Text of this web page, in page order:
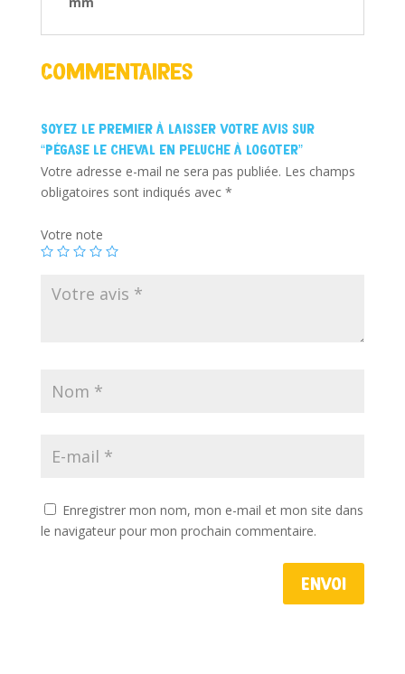
Commentaires
Soyez le premier à laisser votre avis sur
“Pégase le cheval en peluche à logoter”
Votre adresse e-mail ne sera pas publiée. Les champs
obligatoires sont indiqués avec *
Votre note
Enregistrer mon nom, mon e-mail et mon site dans
le navigateur pour mon prochain commentaire.
Envoi